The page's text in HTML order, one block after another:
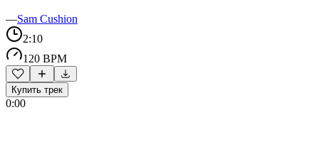
—Sam Cushion
2:10
120 BPM
Купить трек
0:00